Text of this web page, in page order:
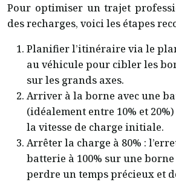
Pour optimiser un trajet
des recharges, voici les étapes
Planifier l’itinéraire via le
au véhicule pour cibler les
sur les grands axes.
Arriver à la borne avec une
(idéalement entre 10% et
la vitesse de charge initiale.
Arrêter la charge à 80% :
batterie à 100% sur une
perdre un temps précieux et